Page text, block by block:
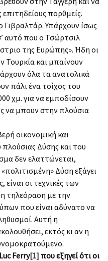
πορθμείς.
Γιβραλτάρ. Υπάρχουν ίσως
αυτό που ο Τσώρτσιλ
της Ευρώπης». Ήδη οι
Τουρκία και μπαίνουν
όλα τα ανατολικά
πάλι ένα τοίχος του
χμ. για να εμποδίσουν
να μπουν στην πλούσια
οικονομική και
Δύσης και του
δεν ελαττώνεται,
Δύση εξάγει
είναι οι τεχνικές των
τηλεόραση με την
που είναι αδύνατο να
Αυτή η
εκτός κι αν η
Luc Ferry[1] που εξηγεί ότι οι